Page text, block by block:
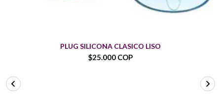
PLUG SILICONA CLASICO LISO
$25.000 COP